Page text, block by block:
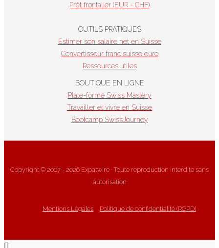
Prêt frontalier (EUR - CHF)
OUTILS PRATIQUES
Estimer son salaire net en Suisse
Convertisseur franc suisse euro
Ressources utiles
BOUTIQUE EN LIGNE
Plate-forme Swiss Mastery
Travailler et vivre en Suisse
Bootcamp SwissJourney
Copyright © 2007 - 2026 Expatwire · Toute reproduction interdite sans
autorisation
Mentions Légales Politique de confidentialité (RGPD)